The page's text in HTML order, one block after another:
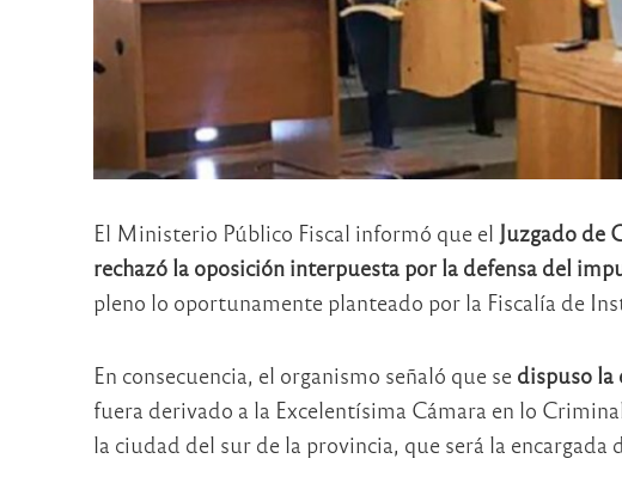
El Ministerio Público Fiscal informó que el Juzgado de
rechazó la oposición interpuesta por la defensa del
pleno lo oportunamente planteado por la Fiscalía de
En consecuencia, el organismo señaló que se dispuso la
fuera derivado a la Excelentísima Cámara en lo
la ciudad del sur de la provincia, que será la encargada